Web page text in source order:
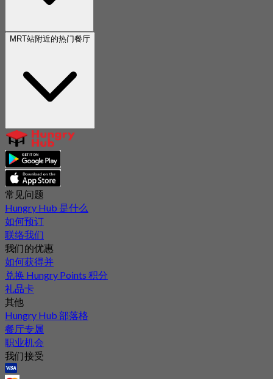
MRT站附近的热门餐厅
常见问题
Hungry Hub 是什么
如何预订
联络我们
我们的优惠
如何获得并
兑换 Hungry Points 积分
礼品卡
其他
Hungry Hub 部落格
餐厅专属
职业机会
我们接受